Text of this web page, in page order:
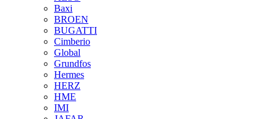
Baxi
BROEN
BUGATTI
Cimberio
Global
Grundfos
Hermes
HERZ
HME
IMI